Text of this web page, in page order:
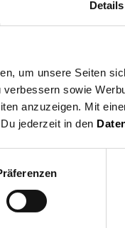
Details
um unsere Seiten
sowie
anzuzeigen. Mit
jederzeit in den
bereithalten.
zuführen.
entsorgt